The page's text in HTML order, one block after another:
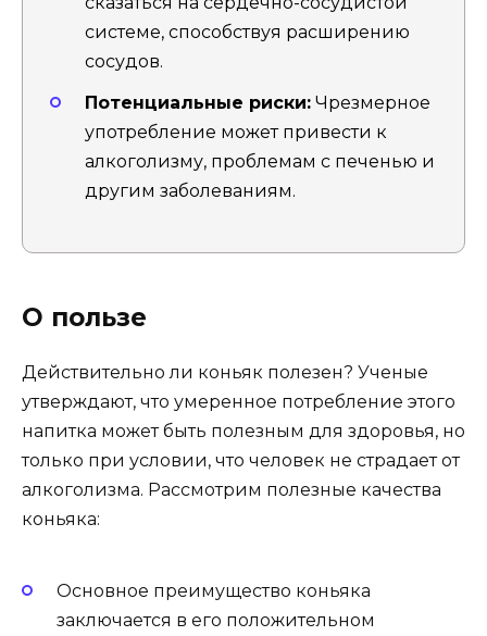
системе, способствуя расширению
сосудов.
Потенциальные риски: Чрезмерное
употребление может привести к
алкоголизму, проблемам с печенью и
другим заболеваниям.
О пользе
Действительно ли коньяк полезен? Ученые
утверждают, что умеренное потребление этого
напитка может быть полезным для здоровья, но
только при условии, что человек не страдает от
алкоголизма. Рассмотрим полезные качества
коньяка:
Основное преимущество коньяка
заключается в его положительном